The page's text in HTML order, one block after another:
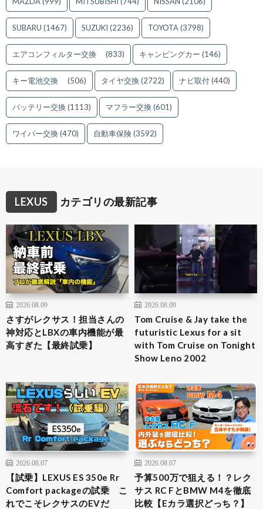
SUBARU (1467) SUZUKI (2236) TOYOTA(3798)
エアコンフィルター交換 (833) キャンピングカー (146)
キー電池交換 (506) タイヤ交換(2722) ナビ取付(440)
バッテリー交換(1113) マフラー交換(601)
ワイパー交換(470) 自動車保険(3592)
LEXUS カテゴリの最新記事
2026.08.09
さすがレクサス！担当さんの
神対応とLBXの車内機能が最
高すぎた【最終試乗】
2026.08.09
Tom Cruise & Jay take the
futuristic Lexus for a sit
with Tom Cruise on Tonight
Show Leno 2002
2026.08.07
【試乗】LEXUS ES 350e Rr
Comfort packageの試乗 こ
れでこそレクサスのEVだ
2026.08.07
予算500万で狙える！？レク
サス RC FとBMW M4を徹底
比較【Eカラ選択どっち？】